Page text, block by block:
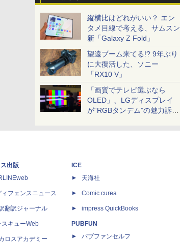
縦横比はどれがいい？ エン
タメ目線で考える、サムスン
新「Galaxy Z Fold」
望遠ブーム来てる!? 9年ぶり
に大復活した、ソニー
「RX10 V」
「画質でテレビ選ぶなら
OLED」、LGディスプレイ
が“RGBタンデム”の魅力訴
出版
ィフェンスニュース
翻訳ジャーナル
スキューWeb
ロスアカデミー
ICE
天海社
Comic curea
impress QuickBooks
PUBFUN
パブファンセルフ